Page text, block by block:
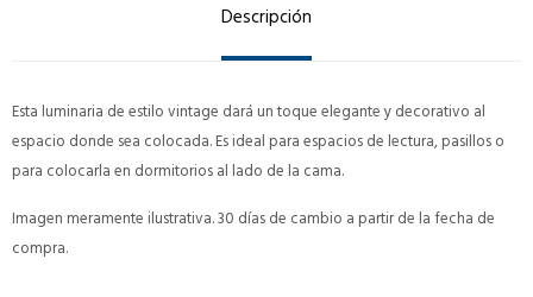
Descripción
Esta luminaria de estilo vintage dará un toque elegante y decorativo al
espacio donde sea colocada. Es ideal para espacios de lectura, pasillos o
para colocarla en dormitorios al lado de la cama.
Imagen meramente ilustrativa. 30 días de cambio a partir de la fecha de
compra.